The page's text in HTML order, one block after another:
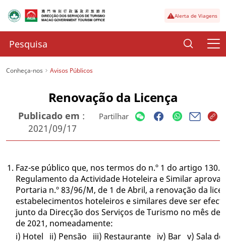
Alerta de Viagens
Conheça-nos Avisos Públicos
Renovação da Licença
Publicado em :
2021/09/17
Partilhar
1. Faz-se público que, nos termos do n.º 1 do artigo 130.º
Regulamento da Actividade Hoteleira e Similar
Portaria n.º 83/96/M, de 1 de Abril, a renovação da
estabelecimentos hoteleiros e similares deve ser
junto da Direcção dos Serviços de Turismo no mês de
de 2021, nomeadamente:
i) Hotel ii) Pensão iii) Restaurante iv) Bar v) Sala de